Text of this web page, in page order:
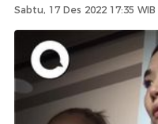
Sabtu, 17 Des 2022 17:35 WIB